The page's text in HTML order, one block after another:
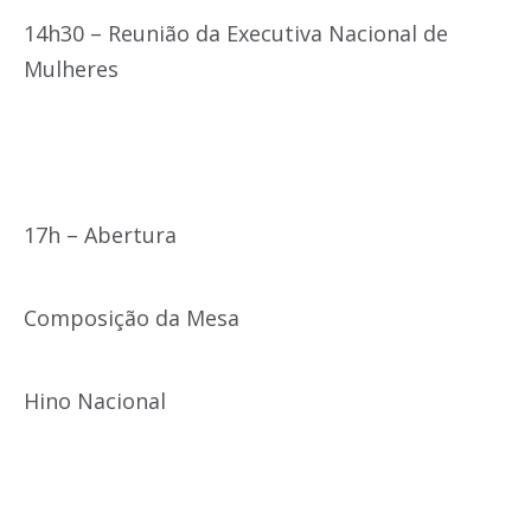
14h30 – Reunião da Executiva Nacional de
Mulheres
17h – Abertura
Composição da Mesa
Hino Nacional